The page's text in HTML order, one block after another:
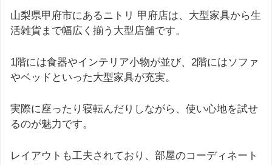
山梨県甲府市にあるニトリ 甲府店は、大型家具から生
活雑貨まで幅広く揃う大型店舗です。
1階には食器やインテリア小物が並び、2階にはソファ
やベッドといった大型家具が充実。
実際に座ったり寝転んだりしながら、使い心地を試せ
るのが魅力です。
レイアウトも工夫されており、部屋のコーディネート